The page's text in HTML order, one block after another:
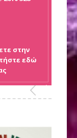
στην
εδώ